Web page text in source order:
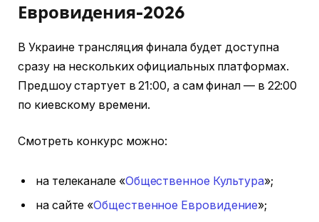
Евровидения-2026
В Украине трансляция финала будет доступна
сразу на нескольких официальных платформах.
Предшоу стартует в 21:00, а сам финал — в 22:00
по киевскому времени.
Смотреть конкурс можно:
на телеканале «Общественное Культура»;
на сайте «Общественное Евровидение»;